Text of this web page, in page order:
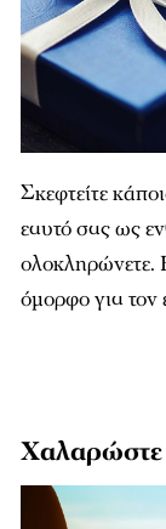
Σκεφτείτε
εαυτό σας ως
ολοκληρώνετε.
όμορφο για τον
Χαλαρώστε